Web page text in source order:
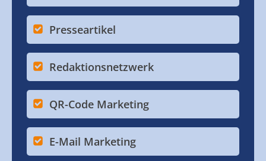
Presseartikel
Redaktionsnetzwerk
QR-Code Marketing
E-Mail Marketing